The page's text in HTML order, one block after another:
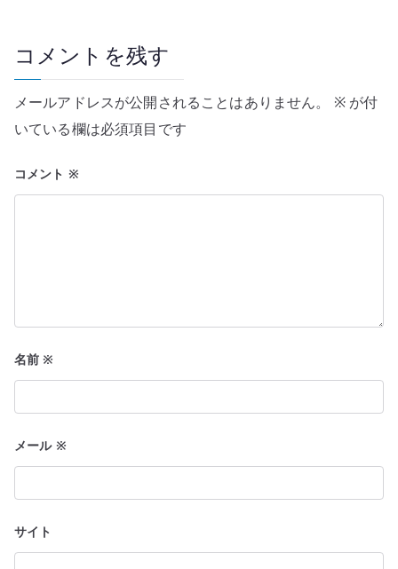
ー
シ
ョ
ン
コメントを残す
メールアドレスが公開されることはありません。 ※が付
いている欄は必須項目です
コメント ※
名前※
メール ※
サイト